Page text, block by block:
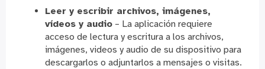
Leer y escribir archivos, imágenes,
vídeos y audio– La aplicación requiere
acceso de lectura y escritura a los archivos,
imágenes, videos y audio de su dispositivo para
descargarlos o adjuntarlos a mensajes o visitas.